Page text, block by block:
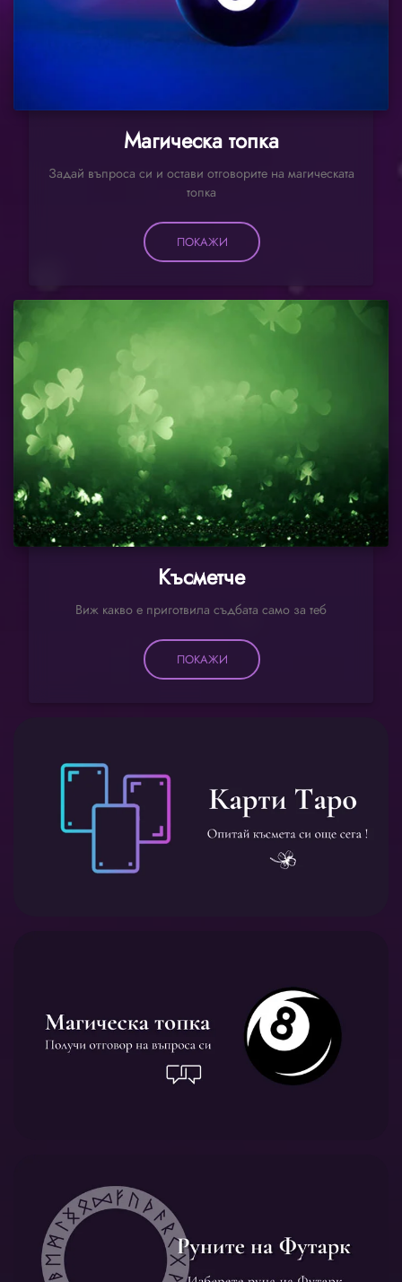
Магическа топка
Задай въпроса си и остави отговорите на магическата
топка
ПОКАЖИ
Късметче
Виж какво е приготвила съдбата само за теб
ПОКАЖИ